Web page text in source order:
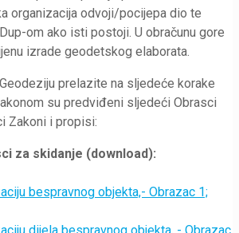
organizacija odvoji/pocijepa dio te
om ako isti postoji. U obračunu gore
izrade geodetskog elaborata.
prelazite na sljedeće korake
su predviđeni sljedeći Obrasci
Zakoni i propisi:
za skidanje (download):
bespravnog objekta,- Obrazac 1;